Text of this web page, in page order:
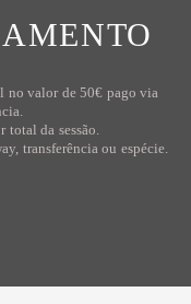
no valor de 50€ pago via
total da sessão.
transferência ou espécie.